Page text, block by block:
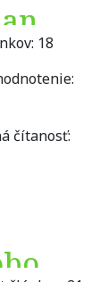
18
čítanosť: